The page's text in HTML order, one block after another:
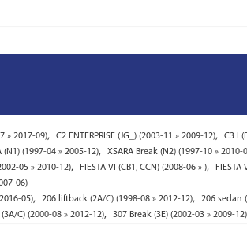
» 2017-09), C2 ENTERPRISE (JG_) (2003-11 » 2009-12), C3 I
(N1) (1997-04 » 2005-12), XSARA Break (N2) (1997-10 » 2010-
05 » 2010-12), FIESTA VI (CB1, CCN) (2008-06 » ),
06)
05), 206 liftback (2A/C) (1998-08 » 2012-12), 206 sedan
C) (2000-08 » 2012-12), 307 Break (3E) (2002-03 » 2009-12)